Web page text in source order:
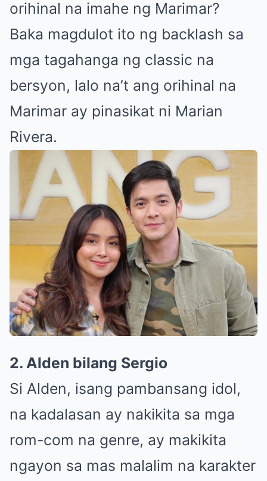
orihinal na imahe ng Marimar?
Baka magdulot ito ng backlash sa
mga tagahanga ng classic na
bersyon, lalo na’t ang orihinal na
Marimar ay pinasikat ni Marian
Rivera.
2. Alden bilang Sergio
Si Alden, isang pambansang idol,
na kadalasan ay nakikita sa mga
rom-com na genre, ay makikita
ngayon sa mas malalim na karakter